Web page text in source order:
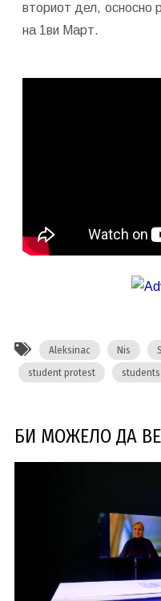
вториот дел, осносно
на 1ви Март.
Aleksinac Nis
student protest
students
БИ МОЖЕЛО ДА